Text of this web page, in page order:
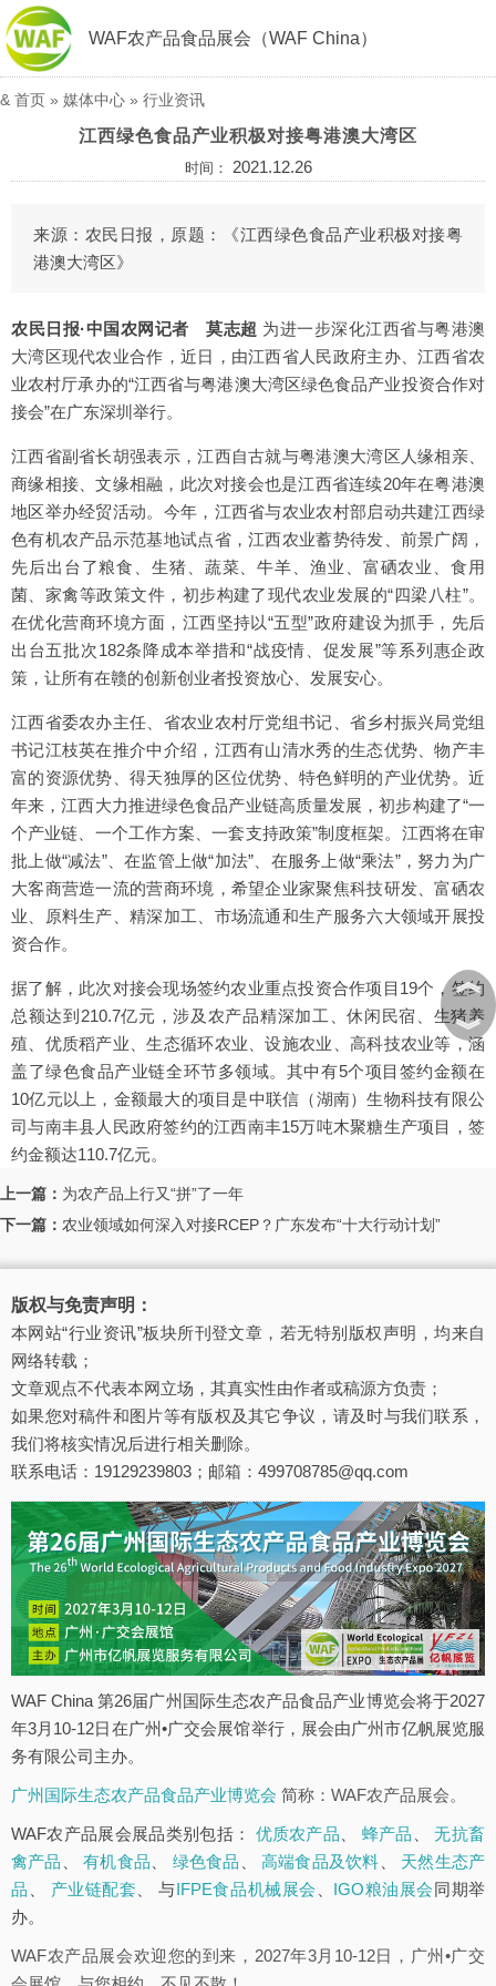
WAF农产品食品展会（WAF China）
& 首页 » 媒体中心 » 行业资讯
江西绿色食品产业积极对接粤港澳大湾区
时间： 2021.12.26
来源：农民日报，原题：《江西绿色食品产业积极对接粤
港澳大湾区》
农民日报·中国农网记者 莫志超 为进一步深化江西省与粤港澳
大湾区现代农业合作，近日，由江西省人民政府主办、江西省农
业农村厅承办的“江西省与粤港澳大湾区绿色食品产业投资合作对
接会”在广东深圳举行。
江西省副省长胡强表示，江西自古就与粤港澳大湾区人缘相亲、
商缘相接、文缘相融，此次对接会也是江西省连续20年在粤港澳
地区举办经贸活动。今年，江西省与农业农村部启动共建江西绿
色有机农产品示范基地试点省，江西农业蓄势待发、前景广阔，
先后出台了粮食、生猪、蔬菜、牛羊、渔业、富硒农业、食用
菌、家禽等政策文件，初步构建了现代农业发展的“四梁八柱”。
在优化营商环境方面，江西坚持以“五型”政府建设为抓手，先后
出台五批次182条降成本举措和“战疫情、促发展”等系列惠企政
策，让所有在赣的创新创业者投资放心、发展安心。
江西省委农办主任、省农业农村厅党组书记、省乡村振兴局党组
书记江枝英在推介中介绍，江西有山清水秀的生态优势、物产丰
富的资源优势、得天独厚的区位优势、特色鲜明的产业优势。近
年来，江西大力推进绿色食品产业链高质量发展，初步构建了“一
个产业链、一个工作方案、一套支持政策”制度框架。江西将在审
批上做“减法”、在监管上做“加法”、在服务上做“乘法”，努力为广
大客商营造一流的营商环境，希望企业家聚焦科技研发、富硒农
业、原料生产、精深加工、市场流通和生产服务六大领域开展投
资合作。
据了解，此次对接会现场签约农业重点投资合作项目19个，签约
总额达到210.7亿元，涉及农产品精深加工、休闲民宿、生猪养
殖、优质稻产业、生态循环农业、设施农业、高科技农业等，涵
盖了绿色食品产业链全环节多领域。其中有5个项目签约金额在
10亿元以上，金额最大的项目是中联信（湖南）生物科技有限公
司与南丰县人民政府签约的江西南丰15万吨木聚糖生产项目，签
约金额达110.7亿元。
上一篇： 为农产品上行又“拼”了一年
下一篇： 农业领域如何深入对接RCEP？广东发布“十大行动计划”
版权与免责声明：
本网站“行业资讯”板块所刊登文章，若无特别版权声明，均来自
网络转载；
文章观点不代表本网立场，其真实性由作者或稿源方负责；
如果您对稿件和图片等有版权及其它争议，请及时与我们联系，
我们将核实情况后进行相关删除。
联系电话：19129239803；邮箱：499708785@qq.com
WAF China 第26届广州国际生态农产品食品产业博览会将于2027
年3月10-12日在广州•广交会展馆举行，展会由广州市亿帆展览服
务有限公司主办。
广州国际生态农产品食品产业博览会 简称：WAF农产品展会。
WAF农产品展会展品类别包括： 优质农产品 蜂产品 、无抗畜
禽产品
、有机食品 绿色食品 高端食品及饮料
天然生态产
品
产业链配套 、 与IFPE食品机械展会 IGO粮油展会同期举
办。
WAF农产品展会欢迎您的到来，2027年3月10-12日，广州•广交
︽
︾